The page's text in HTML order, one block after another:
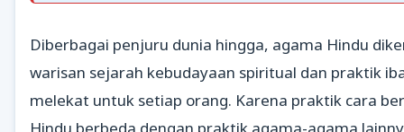
Diberbagai penjuru dunia hingga, agama Hindu
warisan sejarah kebudayaan spiritual dan praktik
melekat untuk setiap orang. Karena praktik cara